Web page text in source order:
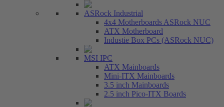
ASRock Industrial
4x4 Motherboards ASRock NUC
ATX Motherboard
Industie Box PCs (ASRock NUC)
MSI IPC
ATX Mainboards
Mini-ITX Mainboards
3.5 inch Mainboards
2.5 inch Pico-ITX Boards